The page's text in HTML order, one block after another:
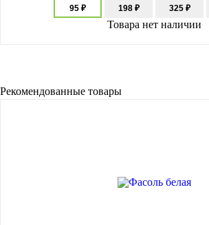
95 ₽
198 ₽
325 ₽
Товара нет наличии
Рекомендованные товары